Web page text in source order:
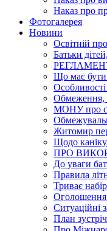
Наказ про
Фотогалерея
Новини
Освітній
Батьки
Що має бути
Обмеження,
МОНУ про
Житомир
Щодо
ПРО
До уваги
Правила
Триває
Оголошення
Ситуаційні
План